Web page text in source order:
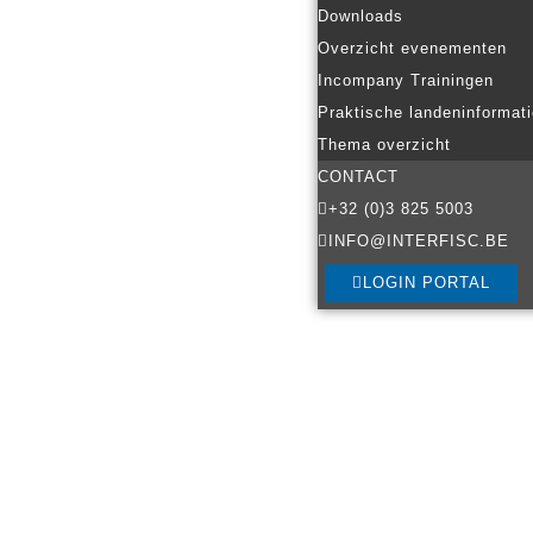
Downloads
Overzicht evenementen
Incompany Trainingen
Praktische
Thema overzicht
CONTACT
+32 (0)3 825 5003
INFO@INTERFISC.BE
LOGIN PORTAL